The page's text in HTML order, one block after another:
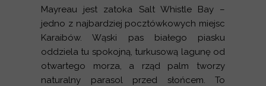
Mayreau jest zatoka Salt Whistle Bay –
jedno z najbardziej pocztówkowych miejsc
Karaibów. Wąski pas białego piasku
oddziela tu spokojną, turkusową lagunę od
otwartego morza, a rząd palm tworzy
naturalny parasol przed słońcem. To